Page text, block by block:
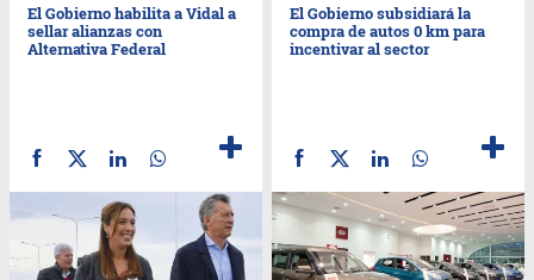
El Gobierno habilita a Vidal a
sellar alianzas con
Alternativa Federal
El Gobierno subsidiará la
compra de autos 0 km para
incentivar al sector